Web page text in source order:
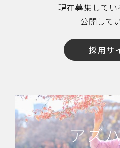
現在募集して
公開して
採用サ
アズ